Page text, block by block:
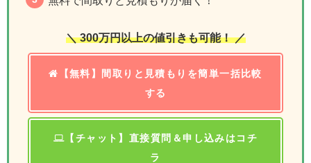
＼ 300万円以上の値引きも可能！ ／
【無料】間取りと見積もりを簡単一括比較
する
【チャット】直接質問＆申し込みはコチ
ラ